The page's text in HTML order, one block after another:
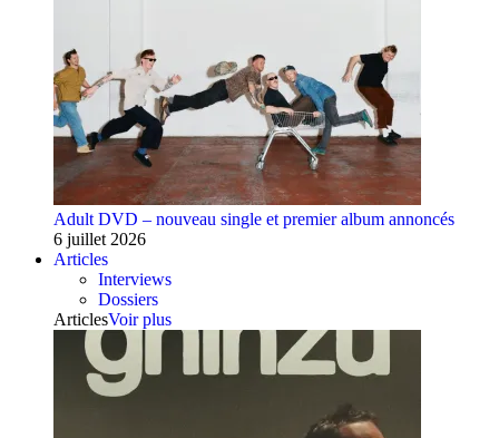
Adult DVD – nouveau single et premier album annoncés
6 juillet 2026
Articles
Interviews
Dossiers
ArticlesVoir plus